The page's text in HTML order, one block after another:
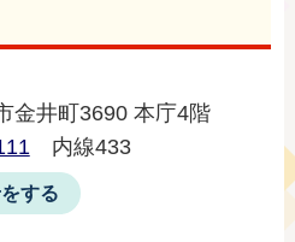
金井町3690 本庁4階
内線433
する